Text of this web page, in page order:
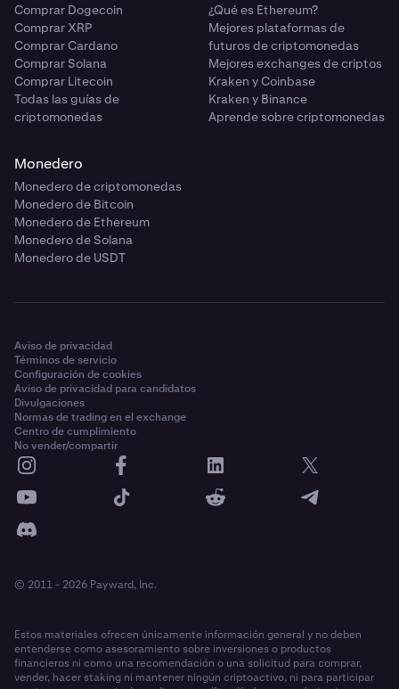
Comprar Dogecoin
Comprar XRP
Comprar Cardano
Comprar Solana
Comprar Litecoin
Todas las guías de
criptomonedas
¿Qué es Ethereum?
Mejores plataformas de
futuros de criptomonedas
Mejores exchanges de criptos
Kraken y Coinbase
Kraken y Binance
Aprende sobre criptomonedas
Monedero
Monedero de criptomonedas
Monedero de Bitcoin
Monedero de Ethereum
Monedero de Solana
Monedero de USDT
Aviso de privacidad
Términos de servicio
Configuración de cookies
Aviso de privacidad para candidatos
Divulgaciones
Normas de trading en el exchange
Centro de cumplimiento
No vender/compartir
© 2011 - 2026 Payward, Inc.
Estos materiales ofrecen únicamente información general y no deben
entenderse como asesoramiento sobre inversiones o productos
financieros ni como una recomendación o una solicitud para comprar,
vender, hacer staking ni mantener ningún criptoactivo, ni para participar